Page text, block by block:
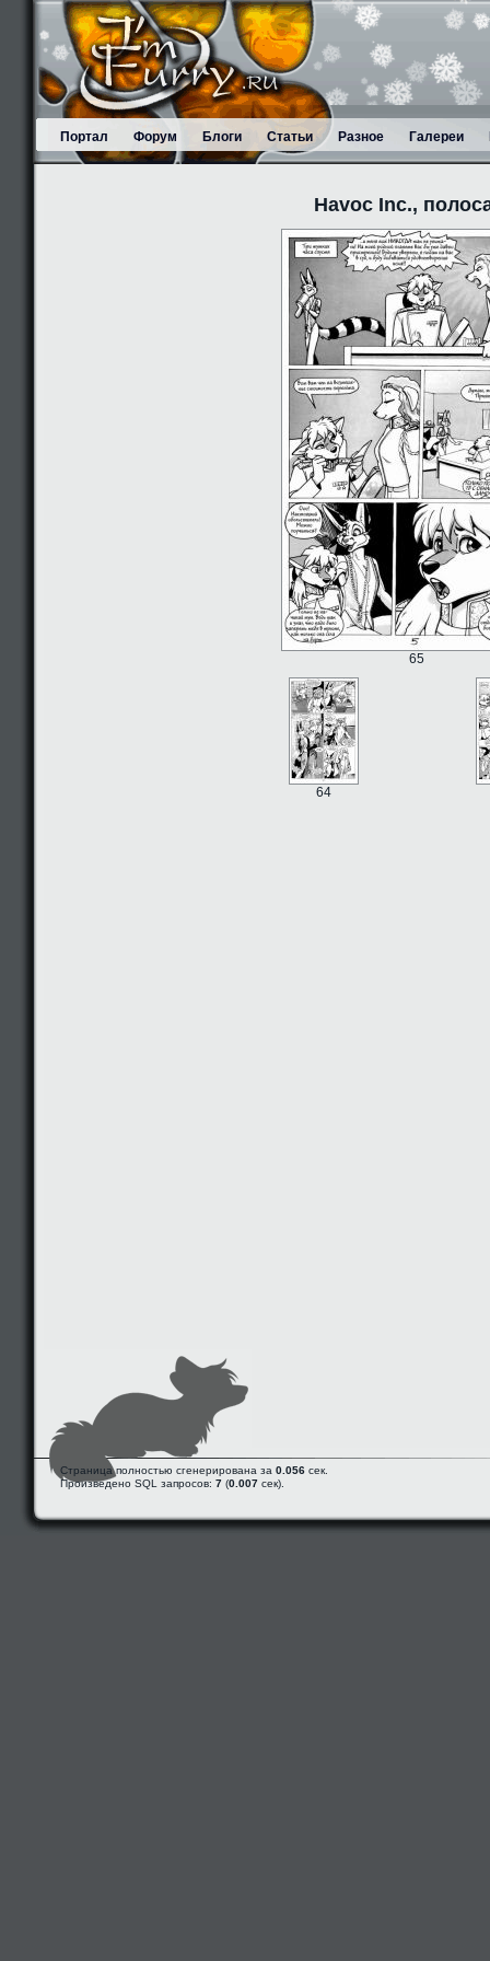
Портал Форум Блоги Статьи Разное Галереи
Havoc Inc.,
65
64
Страница полностью сгенерирована за 0.056 сек.
Произведено SQL запросов: 7 (0.007 сек).